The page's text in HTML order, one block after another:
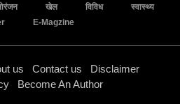
खेल विविध
स्वास्थ्य
E-Magzine
us Contact us
Disclaimer
Become An Author